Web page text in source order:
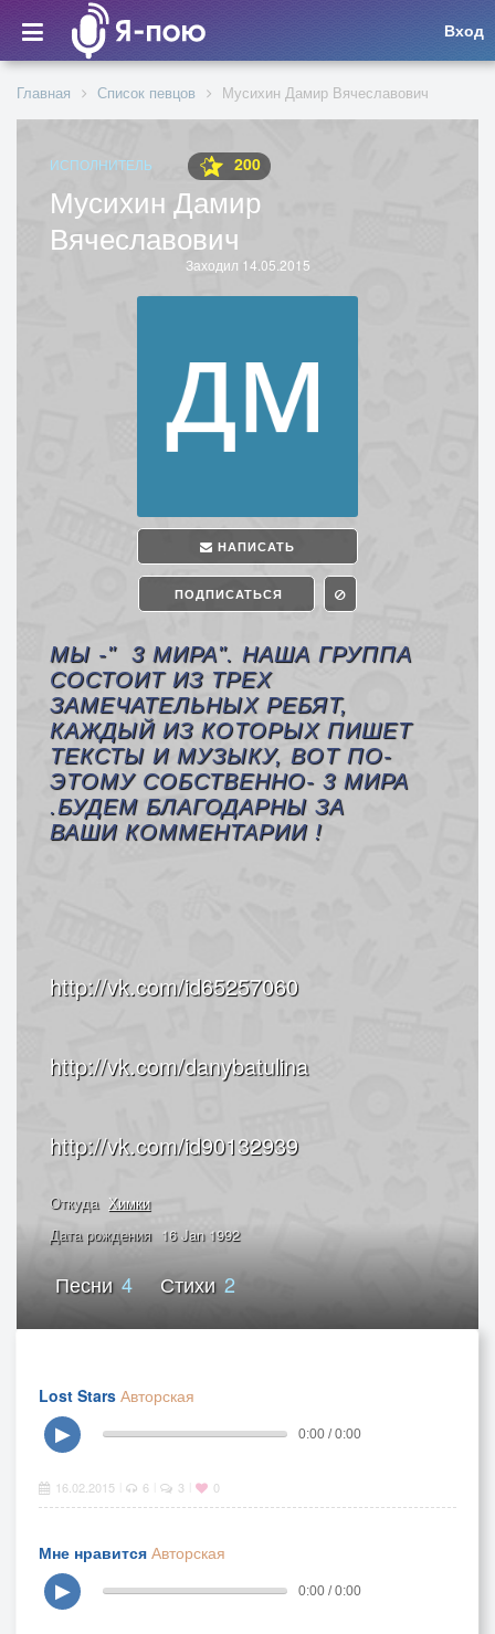
Вход
Главная Список певцов Мусихин Дамир Вячеславович
ИСПОЛНИТЕЛЬ 200
Мусихин Дамир
Вячеславович
Заходил 14.05.2015
НАПИСАТЬ
ПОДПИСАТЬСЯ
МЫ -" 3 МИРА". НАША ГРУППА
СОСТОИТ ИЗ ТРЕХ
ЗАМЕЧАТЕЛЬНЫХ РЕБЯТ,
КАЖДЫЙ ИЗ КОТОРЫХ ПИШЕТ
ТЕКСТЫ И МУЗЫКУ, ВОТ ПО-
ЭТОМУ СОБСТВЕННО- 3 МИРА
.БУДЕМ БЛАГОДАРНЫ ЗА
ВАШИ КОММЕНТАРИИ !
http://vk.com/id65257060
http://vk.com/danybatulina
http://vk.com/id90132939
Откуда Химки
Дата рождения 16 Jan 1992
Песни 4 Стихи 2
Lost Stars Авторская
▶
0:00 / 0:00
16.02.2015 6 3 0
Мне нравится Авторская
▶
0:00 / 0:00